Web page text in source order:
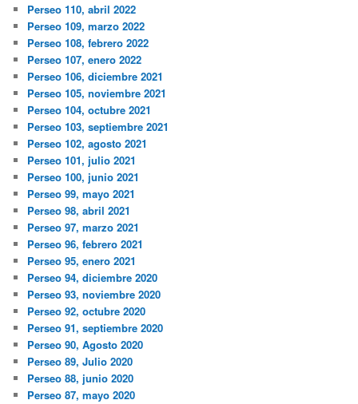
Perseo 110, abril 2022
Perseo 109, marzo 2022
Perseo 108, febrero 2022
Perseo 107, enero 2022
Perseo 106, diciembre 2021
Perseo 105, noviembre 2021
Perseo 104, octubre 2021
Perseo 103, septiembre 2021
Perseo 102, agosto 2021
Perseo 101, julio 2021
Perseo 100, junio 2021
Perseo 99, mayo 2021
Perseo 98, abril 2021
Perseo 97, marzo 2021
Perseo 96, febrero 2021
Perseo 95, enero 2021
Perseo 94, diciembre 2020
Perseo 93, noviembre 2020
Perseo 92, octubre 2020
Perseo 91, septiembre 2020
Perseo 90, Agosto 2020
Perseo 89, Julio 2020
Perseo 88, junio 2020
Perseo 87, mayo 2020